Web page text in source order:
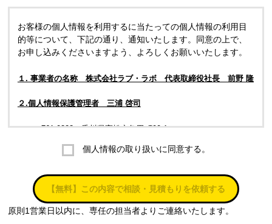
お客様の個人情報を利用するに当たっての個人情報の利用目
的等について、下記の通り、通知いたします。同意の上で、
お申し込みくださいますよう、よろしくお願いいたします。
１. 事業者の名称 株式会社ラブ・ラボ 代表取締役社長 前野 隆
２.個人情報保護管理者 三浦 啓司
〒761-0323 香川県高松市亀田町90-1
株式会社ラブ・ラボ
電話：087-847-2000
電子メール：info@rub-lab.com
個人情報の取り扱いに同意する。
【無料】この内容で相談・見積もりを依頼する
原則1営業日以内に、専任の担当者よりご連絡いたします。